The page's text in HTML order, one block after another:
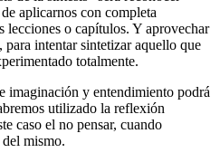
aplicarnos con completa
lecciones o capítulos. Y aprovechar
intentar sintetizar aquello que
totalmente.
imaginación y entendimiento podrá
utilizado la reflexión
caso el no pensar, cuando
mismo.